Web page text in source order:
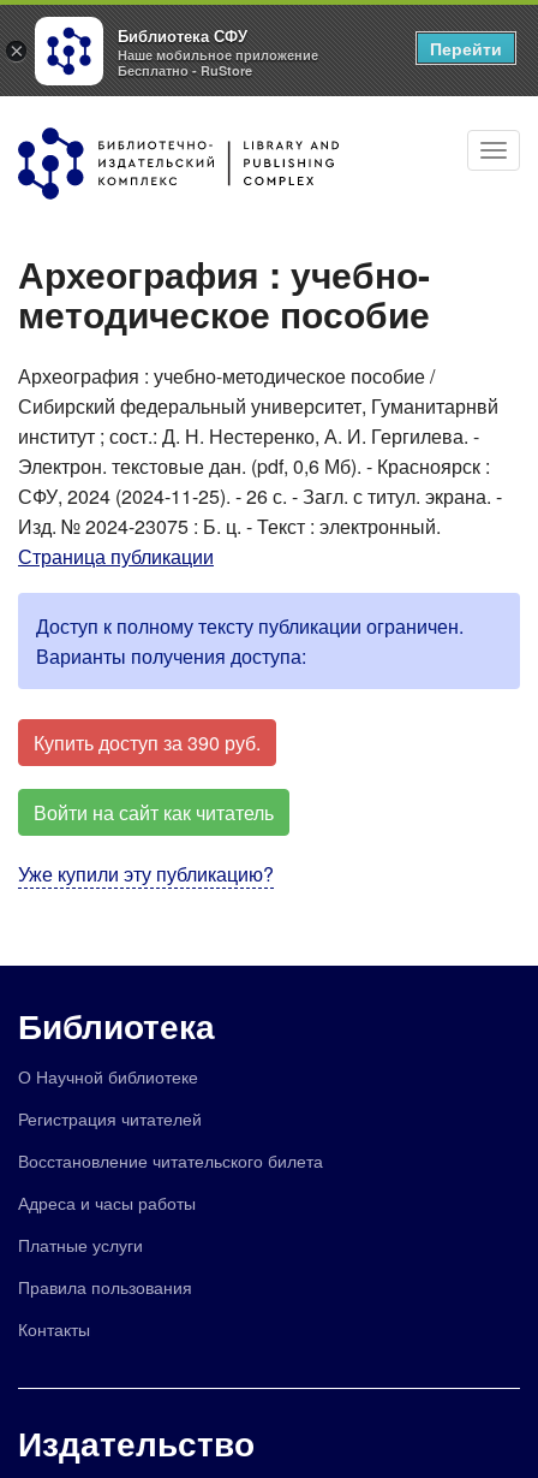
Перейти
основному
Археография : учебно-
методическое пособие
Археография : учебно-методическое пособие /
Сибирский федеральный университет, Гуманитарнвй
институт ; сост.: Д. Н. Нестеренко, А. И. Гергилева. -
Электрон. текстовые дан. (pdf, 0,6 Мб). - Красноярск :
СФУ, 2024 (2024-11-25). - 26 с. - Загл. с титул. экрана. -
Изд. № 2024-23075 : Б. ц. - Текст : электронный.
Страница публикации
Доступ к полному тексту публикации ограничен.
Варианты получения доступа:
Купить доступ за 390 руб.
Войти на сайт как читатель
Уже купили эту публикацию?
Библиотека
О Научной библиотеке
Регистрация читателей
Восстановление читательского билета
Адреса и часы работы
Платные услуги
Правила пользования
Контакты
Издательство
×
Библиотека СФУ
Наше мобильное приложение
Бесплатно - RuStore
Перейти